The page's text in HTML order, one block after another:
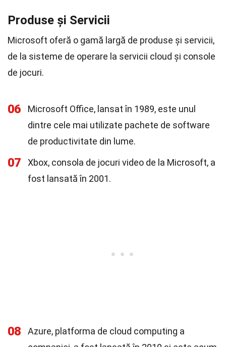
Produse și Servicii
Microsoft oferă o gamă largă de produse și servicii,
de la sisteme de operare la servicii cloud și console
de jocuri.
06
Microsoft Office, lansat în 1989, este unul
dintre cele mai utilizate pachete de software
de productivitate din lume.
07
Xbox, consola de jocuri video de la Microsoft, a
fost lansată în 2001.
08
Azure, platforma de cloud computing a